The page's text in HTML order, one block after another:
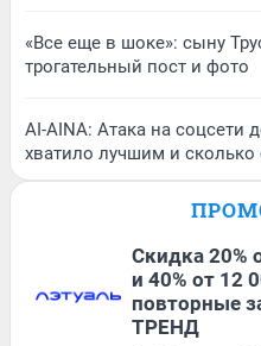
«Все еще в шоке»: сыну
трогательный пост и фото
AI-AINA: Атака на соцсети
хватило лучшим и сколько
Скидка 20%
и 40% от 12
повторные
ТРЕНД